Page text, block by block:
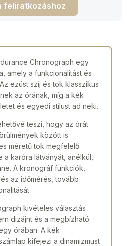
feliratkozáshoz
Chronograph egy
amely a funkcionalitást és
ezüst szíj és tok klasszikus
az órának, míg a kék
és egyedi stílust ad neki.
teszi, hogy az órát
között is
méretű tok megfelelő
a karóra látványát, anélkül,
A kronográf funkciók,
az időmérés, tovább
kivételes választás
dizájnt és a megbízható
órában. A kék
kifejezi a dinamizmust